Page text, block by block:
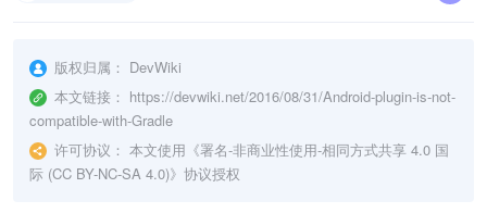
版权归属： DevWiki
本文链接： https://devwiki.net/2016/08/31/Android-plugin-is-not-
compatible-with-Gradle
许可协议： 本文使用《署名-非商业性使用-相同方式共享 4.0 国
际 (CC BY-NC-SA 4.0)》协议授权